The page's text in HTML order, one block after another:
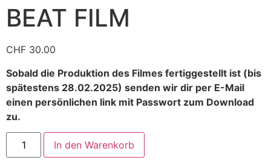
BEAT FILM
CHF 30.00
Sobald die Produktion des Filmes fertiggestellt ist (bis
spätestens 28.02.2025) senden wir dir per E-Mail
einen persönlichen link mit Passwort zum Download
zu.
In den Warenkorb